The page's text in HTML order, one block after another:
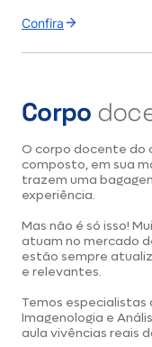
de Gastroenterologia
Desde 2016, Profa.
ensina Ciências da
Enfermagem,
leciona em Pós-
Atualmente,
Não poderíamos
coordenação!
Confira
Corpo
O corpo docente do
composto, em sua
trazem uma
experiência.
Mas não é só isso!
atuam no mercado
estão sempre
e relevantes.
Temos
Imagenologia e
aula vivências reais